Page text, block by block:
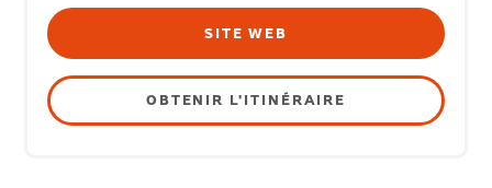
SITE WEB
OBTENIR L'ITINÉRAIRE